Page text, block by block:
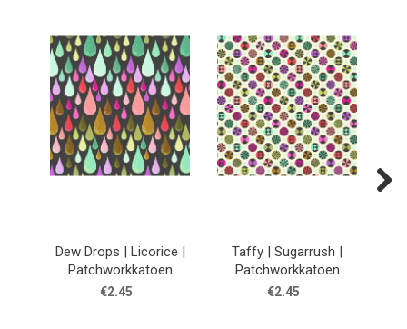
Dew Drops | Licorice |
Patchworkkatoen
€2.45
Taffy | Sugarrush |
Patchworkkatoen
€2.45